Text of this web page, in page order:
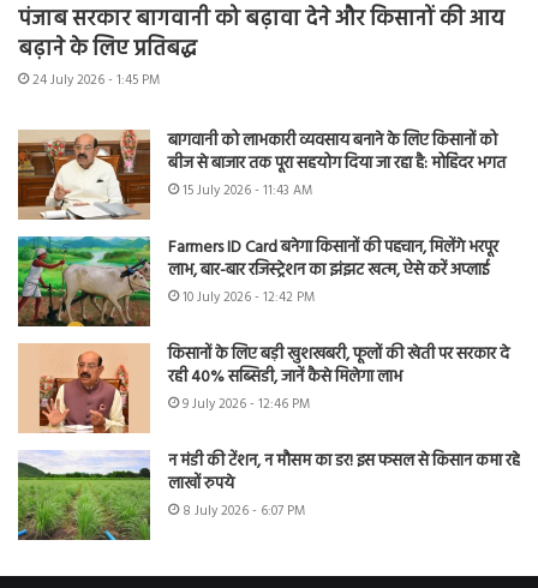
पंजाब सरकार बागवानी को बढ़ावा देने और किसानों की आय
बढ़ाने के लिए प्रतिबद्ध
24 July 2026 - 1:45 PM
बागवानी को लाभकारी व्यवसाय बनाने के लिए किसानों को
बीज से बाजार तक पूरा सहयोग दिया जा रहा है: मोहिंदर भगत
15 July 2026 - 11:43 AM
Farmers ID Card बनेगा किसानों की पहचान, मिलेंगे भरपूर
लाभ, बार-बार रजिस्ट्रेशन का झंझट खत्म, ऐसे करें अप्लाई
10 July 2026 - 12:42 PM
किसानों के लिए बड़ी खुशखबरी, फूलों की खेती पर सरकार दे
रही 40% सब्सिडी, जानें कैसे मिलेगा लाभ
9 July 2026 - 12:46 PM
न मंडी की टेंशन, न मौसम का डर! इस फसल से किसान कमा रहे
लाखों रुपये
8 July 2026 - 6:07 PM